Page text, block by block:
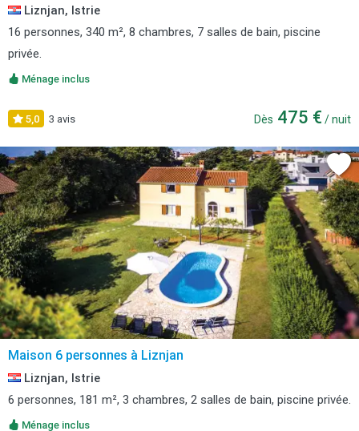
Liznjan, Istrie
16 personnes, 340 m², 8 chambres, 7 salles de bain, piscine
privée.
Ménage inclus
5,0 3 avis Dès 475 € / nuit
Maison 6 personnes à Liznjan
Liznjan, Istrie
6 personnes, 181 m², 3 chambres, 2 salles de bain, piscine privée.
Ménage inclus